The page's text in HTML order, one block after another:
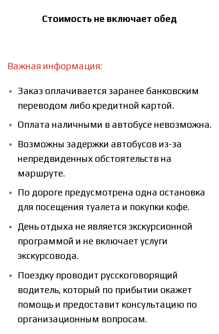
Стоимость не включает обед
Важная информация:
Заказ оплачивается заранее банковским
переводом либо кредитной картой.
Оплата наличными в автобусе невозможна.
Возможны задержки автобусов из-за
непредвиденных обстоятельств на
маршруте.
По дороге предусмотрена одна остановка
для посещения туалета и покупки кофе.
День отдыха не является экскурсионной
программой и не включает услуги
экскурсовода.
Поездку проводит русскоговорящий
водитель, который по прибытии окажет
помощь и предоставит консультацию по
организационным вопросам.